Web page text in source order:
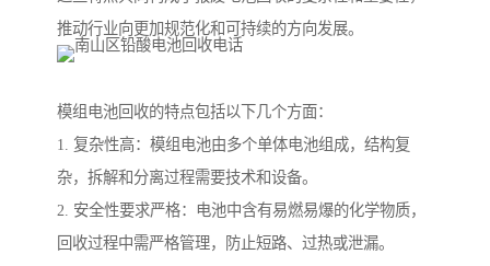
推动行业向更加规范化和可持续的方向发展。
模组电池回收的特点包括以下几个方面：
1. 复杂性高：模组电池由多个单体电池组成，结构复
杂，拆解和分离过程需要技术和设备。
2. 安全性要求严格：电池中含有易燃易爆的化学物质，
回收过程中需严格管理，防止短路、过热或泄漏。